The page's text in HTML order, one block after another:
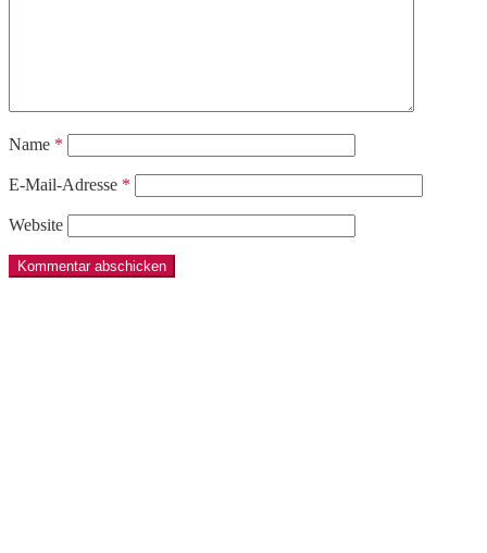
Name *
E-Mail-Adresse *
Website